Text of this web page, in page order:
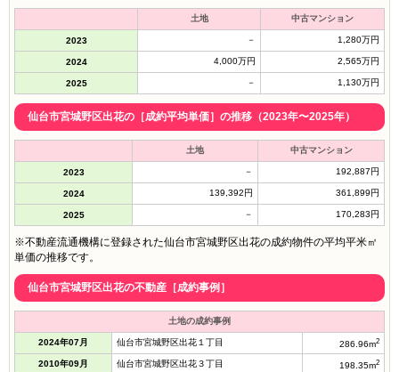
土地 中古マンション
2023 － 1,280万円
2024 4,000万円 2,565万円
2025 － 1,130万円
仙台市宮城野区出花の［成約平均単価］の推移（2023年〜2025年）
土地 中古マンション
2023 － 192,887円
2024 139,392円 361,899円
2025 － 170,283円
※不動産流通機構に登録された仙台市宮城野区出花の成約物件の平均平米㎡
単価の推移です。
仙台市宮城野区出花の不動産［成約事例］
土地の成約事例
2024年07月 仙台市宮城野区出花１丁目 286.96m2
2010年09月 仙台市宮城野区出花３丁目 198.35m2